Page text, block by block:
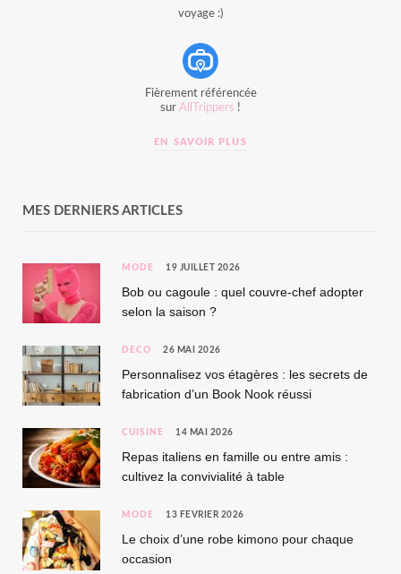
voyage :)
Fièrement référencée
sur AllTrippers !
EN SAVOIR PLUS
MES DERNIERS ARTICLES
MODE 19 JUILLET 2026
Bob ou cagoule : quel couvre-chef adopter
selon la saison ?
DÉCO 26 MAI 2026
Personnalisez vos étagères : les secrets de
fabrication d’un Book Nook réussi
CUISINE 14 MAI 2026
Repas italiens en famille ou entre amis :
cultivez la convivialité à table
MODE 13 FÉVRIER 2026
Le choix d’une robe kimono pour chaque
occasion